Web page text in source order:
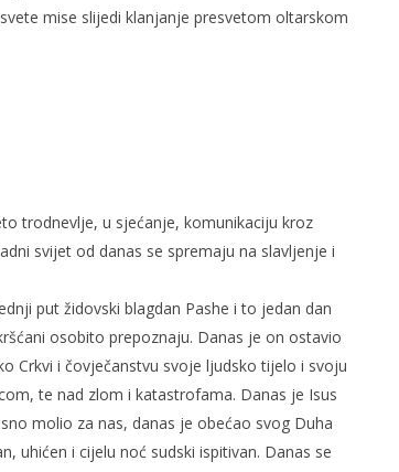
5.
2007.
mise slijedi klanjanje presvetom oltarskom
trodnevlje, u sjećanje, komunikaciju kroz
svijet od danas se spremaju na slavljenje i
put židovski blagdan Pashe i to jedan dan
osobito prepoznaju. Danas je on ostavio
Crkvi i čovječanstvu svoje ljudsko tijelo i svoju
te nad zlom i katastrofama. Danas je Isus
molio za nas, danas je obećao svog Duha
uhićen i cijelu noć sudski ispitivan. Danas se